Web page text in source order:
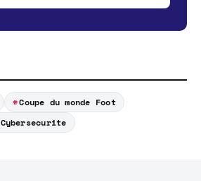
Coupe du monde Foot
Cybersecurite